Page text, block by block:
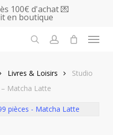
100€ d'achat 💌
en boutique
Menu
Livres & Loisirs
Studio
Matcha Latte